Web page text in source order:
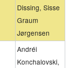
Dissing, Sisse
Graum
Jørgensen
Andréi
Konchalovski,